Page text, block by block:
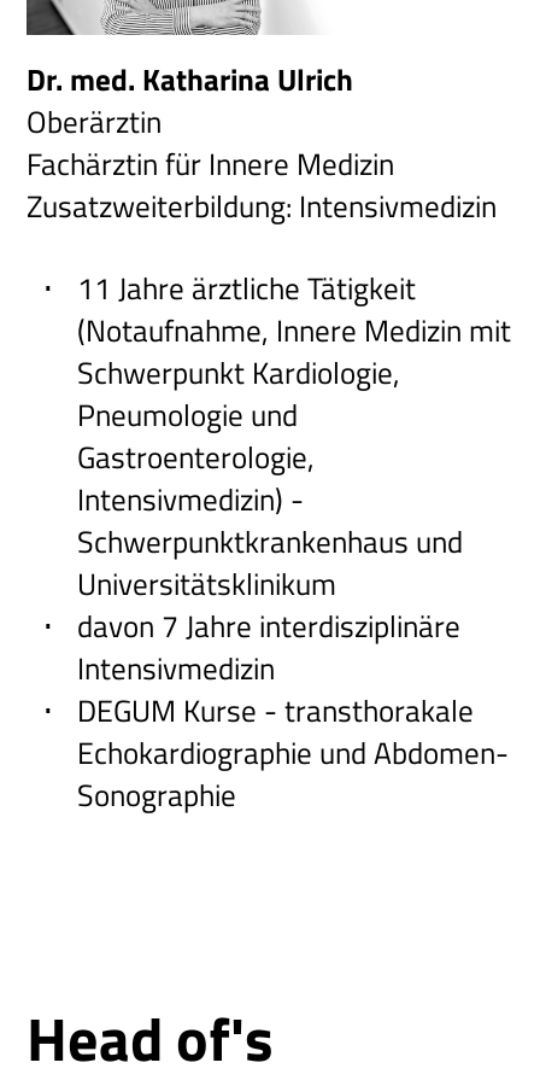
Dr. med. Katharina Ulrich
Oberärztin
Fachärztin für Innere Medizin
Zusatzweiterbildung: Intensivmedizin
11 Jahre ärztliche Tätigkeit
(Notaufnahme, Innere Medizin mit
Schwerpunkt Kardiologie,
Pneumologie und
Gastroenterologie,
Intensivmedizin) -
Schwerpunktkrankenhaus und
Universitätsklinikum
davon 7 Jahre interdisziplinäre
Intensivmedizin
DEGUM Kurse - transthorakale
Echokardiographie und Abdomen-
Sonographie
Head of's